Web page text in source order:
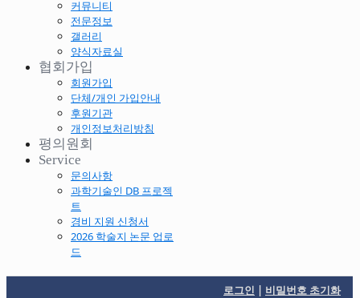
커뮤니티
전문정보
갤러리
양식자료실
협회가입
회원가입
단체/개인 가입안내
후원기관
개인정보처리방침
평의원회
Service
문의사항
과학기술인 DB 프로젝
트
경비 지원 신청서
2026 학술지 논문 업로
드
로그인 | 비밀번호 초기화